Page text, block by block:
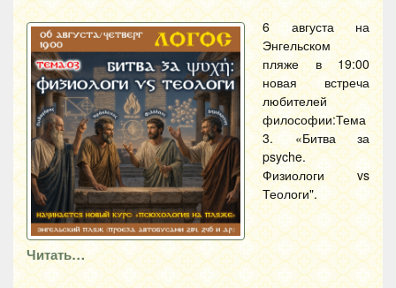
6 августа на
Энгельском
пляже в 19:00
новая встреча
любителей
философии:Тема
3. «Битва за
psyche.
Физиологи vs
Теологи".
Читать…